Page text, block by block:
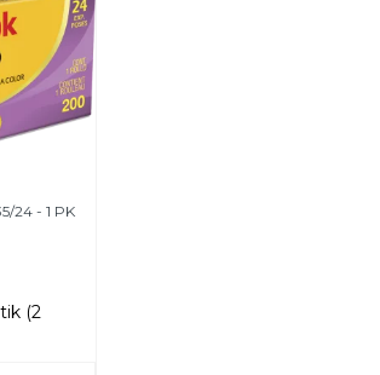
24 - 1 PK
(2